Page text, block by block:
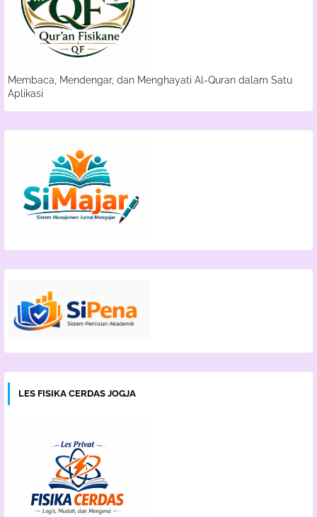
Membaca, Mendengar, dan Menghayati Al-Quran dalam Satu
Aplikasi
LES FISIKA CERDAS JOGJA